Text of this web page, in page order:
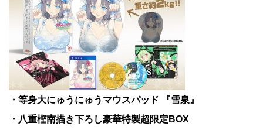
・等身大にゅうにゅうマウスパッド 『雪泉』
・八重樫南描き下ろし豪華特製超限定BOX